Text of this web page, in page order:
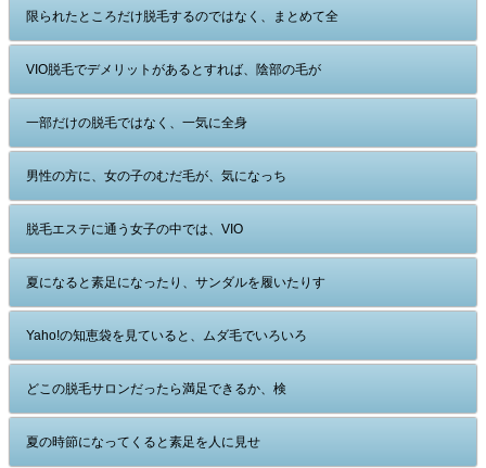
限られたところだけ脱毛するのではなく、まとめて全
VIO脱毛でデメリットがあるとすれば、陰部の毛が
一部だけの脱毛ではなく、一気に全身
男性の方に、女の子のむだ毛が、気になっち
脱毛エステに通う女子の中では、VIO
夏になると素足になったり、サンダルを履いたりす
Yaho!の知恵袋を見ていると、ムダ毛でいろいろ
どこの脱毛サロンだったら満足できるか、検
夏の時節になってくると素足を人に見せ